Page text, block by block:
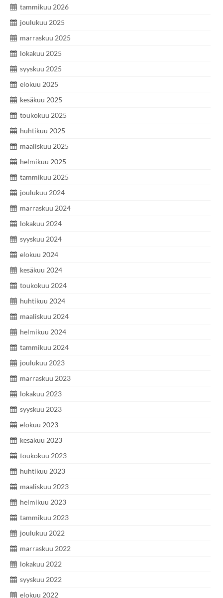
tammikuu 2026
joulukuu 2025
marraskuu 2025
lokakuu 2025
syyskuu 2025
elokuu 2025
kesäkuu 2025
toukokuu 2025
huhtikuu 2025
maaliskuu 2025
helmikuu 2025
tammikuu 2025
joulukuu 2024
marraskuu 2024
lokakuu 2024
syyskuu 2024
elokuu 2024
kesäkuu 2024
toukokuu 2024
huhtikuu 2024
maaliskuu 2024
helmikuu 2024
tammikuu 2024
joulukuu 2023
marraskuu 2023
lokakuu 2023
syyskuu 2023
elokuu 2023
kesäkuu 2023
toukokuu 2023
huhtikuu 2023
maaliskuu 2023
helmikuu 2023
tammikuu 2023
joulukuu 2022
marraskuu 2022
lokakuu 2022
syyskuu 2022
elokuu 2022